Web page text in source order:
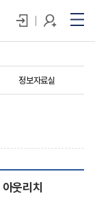
정보자료실
웃리치